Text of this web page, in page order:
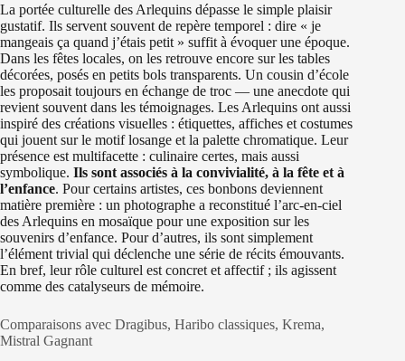
La portée culturelle des Arlequins dépasse le simple plaisir
gustatif. Ils servent souvent de repère temporel : dire « je
mangeais ça quand j’étais petit » suffit à évoquer une époque.
Dans les fêtes locales, on les retrouve encore sur les tables
décorées, posés en petits bols transparents. Un cousin d’école
les proposait toujours en échange de troc — une anecdote qui
revient souvent dans les témoignages. Les Arlequins ont aussi
inspiré des créations visuelles : étiquettes, affiches et costumes
qui jouent sur le motif losange et la palette chromatique. Leur
présence est multifacette : culinaire certes, mais aussi
symbolique. Ils sont associés à la convivialité, à la fête et à
l’enfance. Pour certains artistes, ces bonbons deviennent
matière première : un photographe a reconstitué l’arc-en-ciel
des Arlequins en mosaïque pour une exposition sur les
souvenirs d’enfance. Pour d’autres, ils sont simplement
l’élément trivial qui déclenche une série de récits émouvants.
En bref, leur rôle culturel est concret et affectif ; ils agissent
comme des catalyseurs de mémoire.
Comparaisons avec Dragibus, Haribo classiques, Krema,
Mistral Gagnant